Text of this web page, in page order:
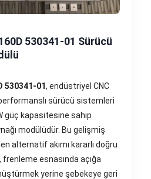
530341-01 Sürücü
530341-01, endüstriyel CNC
sürücü sistemleri
güç kapasitesine sahip
modülüdür. Bu gelişmiş
alternatif akımı kararlı doğru
esnasında açığa
yerine şebekeye geri